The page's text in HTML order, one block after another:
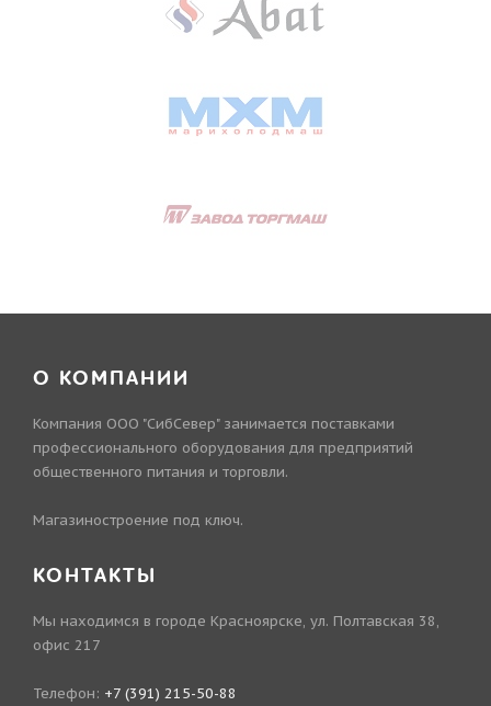
О КОМПАНИИ
Компания ООО "СибСевер" занимается поставками
профессионального оборудования для предприятий
общественного питания и торговли.
Магазиностроение под ключ.
КОНТАКТЫ
Мы находимся в городе Красноярске, ул. Полтавская 38,
офис 217
Телефон: +7 (391) 215-50-88